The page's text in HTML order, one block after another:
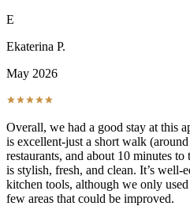
E
Ekaterina P.
May 2026
Overall, we had a good stay at this
is excellent-just a short walk
restaurants, and about 10 minutes
is stylish, fresh, and clean. It’s well-
kitchen tools, although we only
few areas that could be improved.